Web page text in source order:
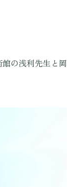
の浅利先生と岡